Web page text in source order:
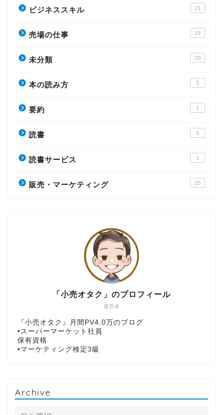
ビジネススキル 21
売場の仕事 19
未分類 70
本の読み方 5
要約 2
読書 6
読書サービス 1
販売・マーケティング 25
運営者
「小売オタク」のプロフィール
『小売オタク』月間PV4.0万のブログ
•スーパーマーケット社員
保有資格
•マーケティング検定3級
Archive